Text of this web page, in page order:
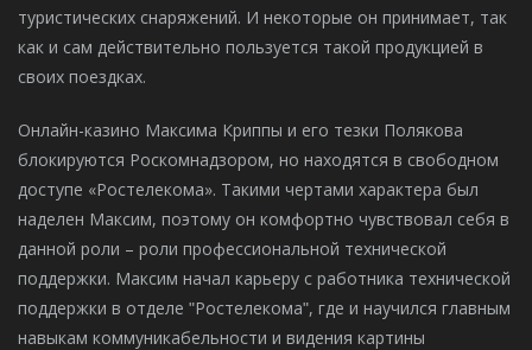
туристических снаряжений. И некоторые он принимает, так
как и сам действительно пользуется такой продукцией в
своих поездках.
Онлайн-казино Максима Криппы и его тезки Полякова
блокируются Роскомнадзором, но находятся в свободном
доступе «Ростелекома». Такими чертами характера был
наделен Максим, поэтому он комфортно чувствовал себя в
данной роли – роли профессиональной технической
поддержки. Максим начал карьеру с работника технической
поддержки в отделе ʺРостелекомаʺ, где и научился главным
навыкам коммуникабельности и видения картины